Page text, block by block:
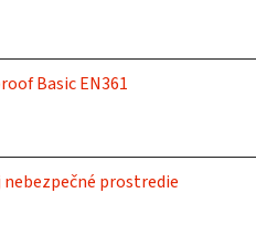
Basic EN361
prostredie